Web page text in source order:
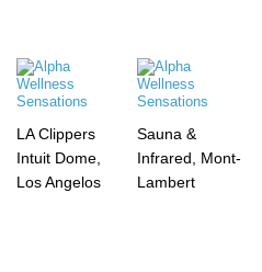
LA Clippers
Intuit Dome,
Los Angelos
Sauna &
Infrared, Mont-
Lambert